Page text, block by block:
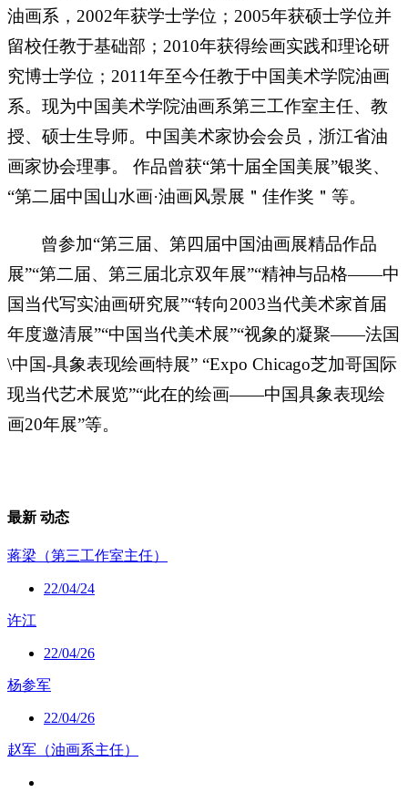
油画系，2002年获学士学位；2005年获硕士学位并
留校任教于基础部；2010年获得绘画实践和理论研
究博士学位；2011年至今任教于中国美术学院油画
系。现为中国美术学院油画系第三工作室主任、教
授、硕士生导师。中国美术家协会会员，浙江省油
画家协会理事。 作品曾获“第十届全国美展”银奖、
“第二届中国山水画·油画风景展＂佳作奖＂等。
曾参加“第三届、第四届中国油画展精品作品
展”“第二届、第三届北京双年展”“精神与品格——中
国当代写实油画研究展”“转向2003当代美术家首届
年度邀清展”“中国当代美术展”“视象的凝聚——法国
\中国-具象表现绘画特展” “Expo Chicago芝加哥国际
现当代艺术展览”“此在的绘画——中国具象表现绘
画20年展”等。
最新 动态
蒋梁（第三工作室主任）
22/04/24
许江
22/04/26
杨参军
22/04/26
赵军（油画系主任）